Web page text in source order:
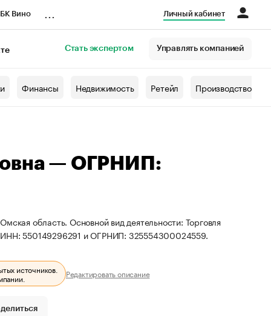
Вино Личный кабинет
Стать экспертом Управлять компанией
Финансы Недвижимость Ретейл Производство
— ОГРНИП:
область. Основной вид деятельности: Торговля
ИНН: 550149296291 и ОГРНИП: 325554300024559.
источников.
Редактировать описание